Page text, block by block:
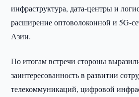
инфраструктура, дата-центры и
расширение оптоволоконной и 5G-
Азии.
По итогам встречи стороны
заинтересованность в развитии
телекоммуникаций, цифровой